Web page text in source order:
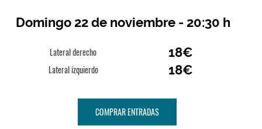
Domingo 22 de noviembre - 20:30 h
Lateral derecho 18€
Lateral izquierdo 18€
COMPRAR ENTRADAS